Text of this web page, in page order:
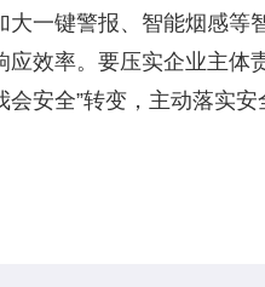
一键警报、智能烟感等
效率。要压实企业主体
安全”转变，主动落实安